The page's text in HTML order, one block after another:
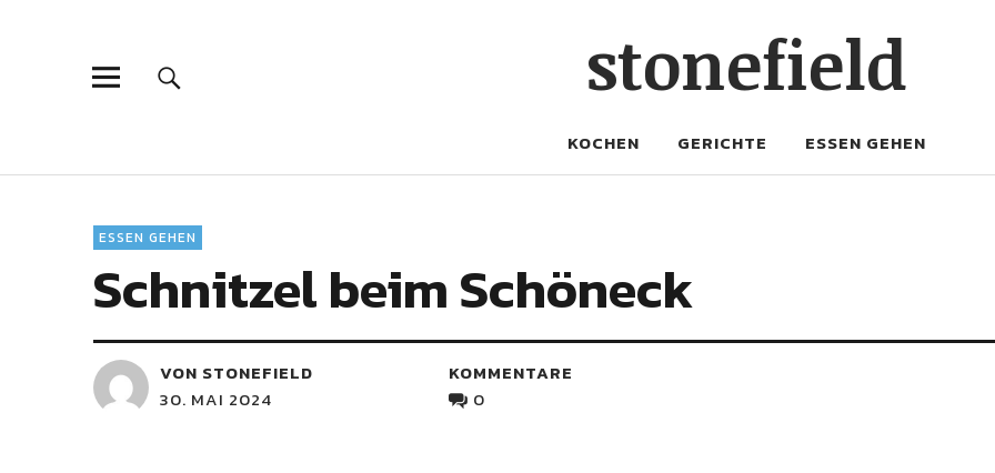
stonefield
KOCHEN GERICHTE ESSEN GEHEN
ESSEN GEHEN
Schnitzel beim Schöneck
VON STONEFIELD
30. MAI 2024
KOMMENTARE
0